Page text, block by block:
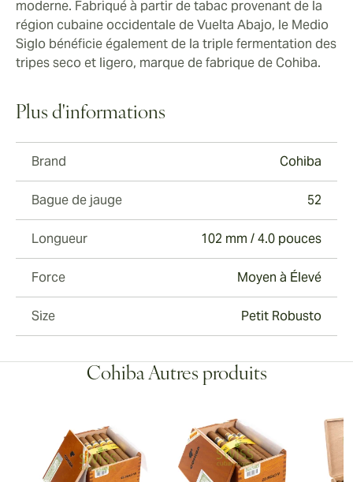
parfum de poivre blanc qui vous brûle les narines.
Comment ça se fume
Bien qu'il commence comme un fouillis de saveurs
deuxième tiers. Les aficionados apprécient la
transition entre le deuxième et le dernier tiers,
ralentissant pour savourer le mélange de douceur, de
crème et de poivre.
moderne. Fabriqué à partir de tabac provenant de la
région cubaine occidentale de Vuelta Abajo, le Medio
Siglo bénéficie également de la triple fermentation des
tripes seco et ligero, marque de fabrique de Cohiba.
Plus d'informations
Brand Cohiba
Bague de jauge 52
Longueur 102 mm / 4.0 pouces
Force Moyen à Élevé
Size Petit Robusto
Cohiba Autres produits